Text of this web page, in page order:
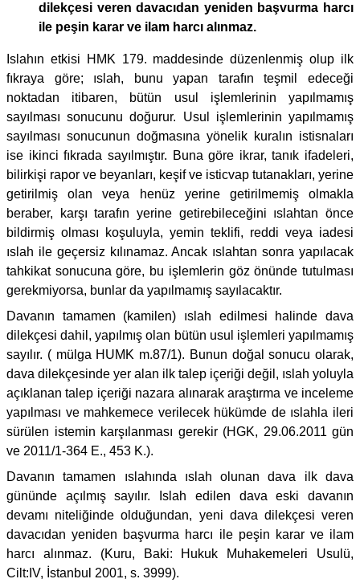
dilekçesi veren davacıdan yeniden başvurma harcı
ile peşin karar ve ilam harcı alınmaz.
Islahın etkisi HMK 179. maddesinde düzenlenmiş olup ilk
fıkraya göre; ıslah, bunu yapan tarafın teşmil edeceği
noktadan itibaren, bütün usul işlemlerinin yapılmamış
sayılması sonucunu doğurur. Usul işlemlerinin yapılmamış
sayılması sonucunun doğmasına yönelik kuralın istisnaları
ise ikinci fıkrada sayılmıştır. Buna göre ikrar, tanık ifadeleri,
bilirkişi rapor ve beyanları, keşif ve isticvap tutanakları, yerine
getirilmiş olan veya henüz yerine getirilmemiş olmakla
beraber, karşı tarafın yerine getirebileceğini ıslahtan önce
bildirmiş olması koşuluyla, yemin teklifi, reddi veya iadesi
ıslah ile geçersiz kılınamaz. Ancak ıslahtan sonra yapılacak
tahkikat sonucuna göre, bu işlemlerin göz önünde tutulması
gerekmiyorsa, bunlar da yapılmamış sayılacaktır.
Davanın tamamen (kamilen) ıslah edilmesi halinde dava
dilekçesi dahil, yapılmış olan bütün usul işlemleri yapılmamış
sayılır. ( mülga HUMK m.87/1). Bunun doğal sonucu olarak,
dava dilekçesinde yer alan ilk talep içeriği değil, ıslah yoluyla
açıklanan talep içeriği nazara alınarak araştırma ve inceleme
yapılması ve mahkemece verilecek hükümde de ıslahla ileri
sürülen istemin karşılanması gerekir (HGK, 29.06.2011 gün
ve 2011/1-364 E., 453 K.).
Davanın tamamen ıslahında ıslah olunan dava ilk dava
gününde açılmış sayılır. Islah edilen dava eski davanın
devamı niteliğinde olduğundan, yeni dava dilekçesi veren
davacıdan yeniden başvurma harcı ile peşin karar ve ilam
harcı alınmaz. (Kuru, Baki: Hukuk Muhakemeleri Usulü,
Cilt:IV, İstanbul 2001, s. 3999).